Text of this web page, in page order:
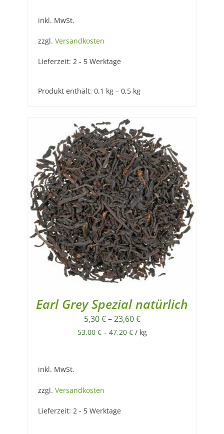
inkl. MwSt.
zzgl. Versandkosten
Lieferzeit: 2 - 5 Werktage
Produkt enthält: 0,1 kg – 0,5 kg
Earl Grey Spezial natürlich
5,30€–23,60€
53,00 €– 47,20 €/ kg
inkl. MwSt.
zzgl. Versandkosten
Lieferzeit: 2 - 5 Werktage